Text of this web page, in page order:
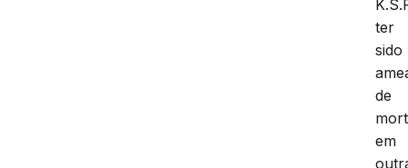
ter
sido
de
em